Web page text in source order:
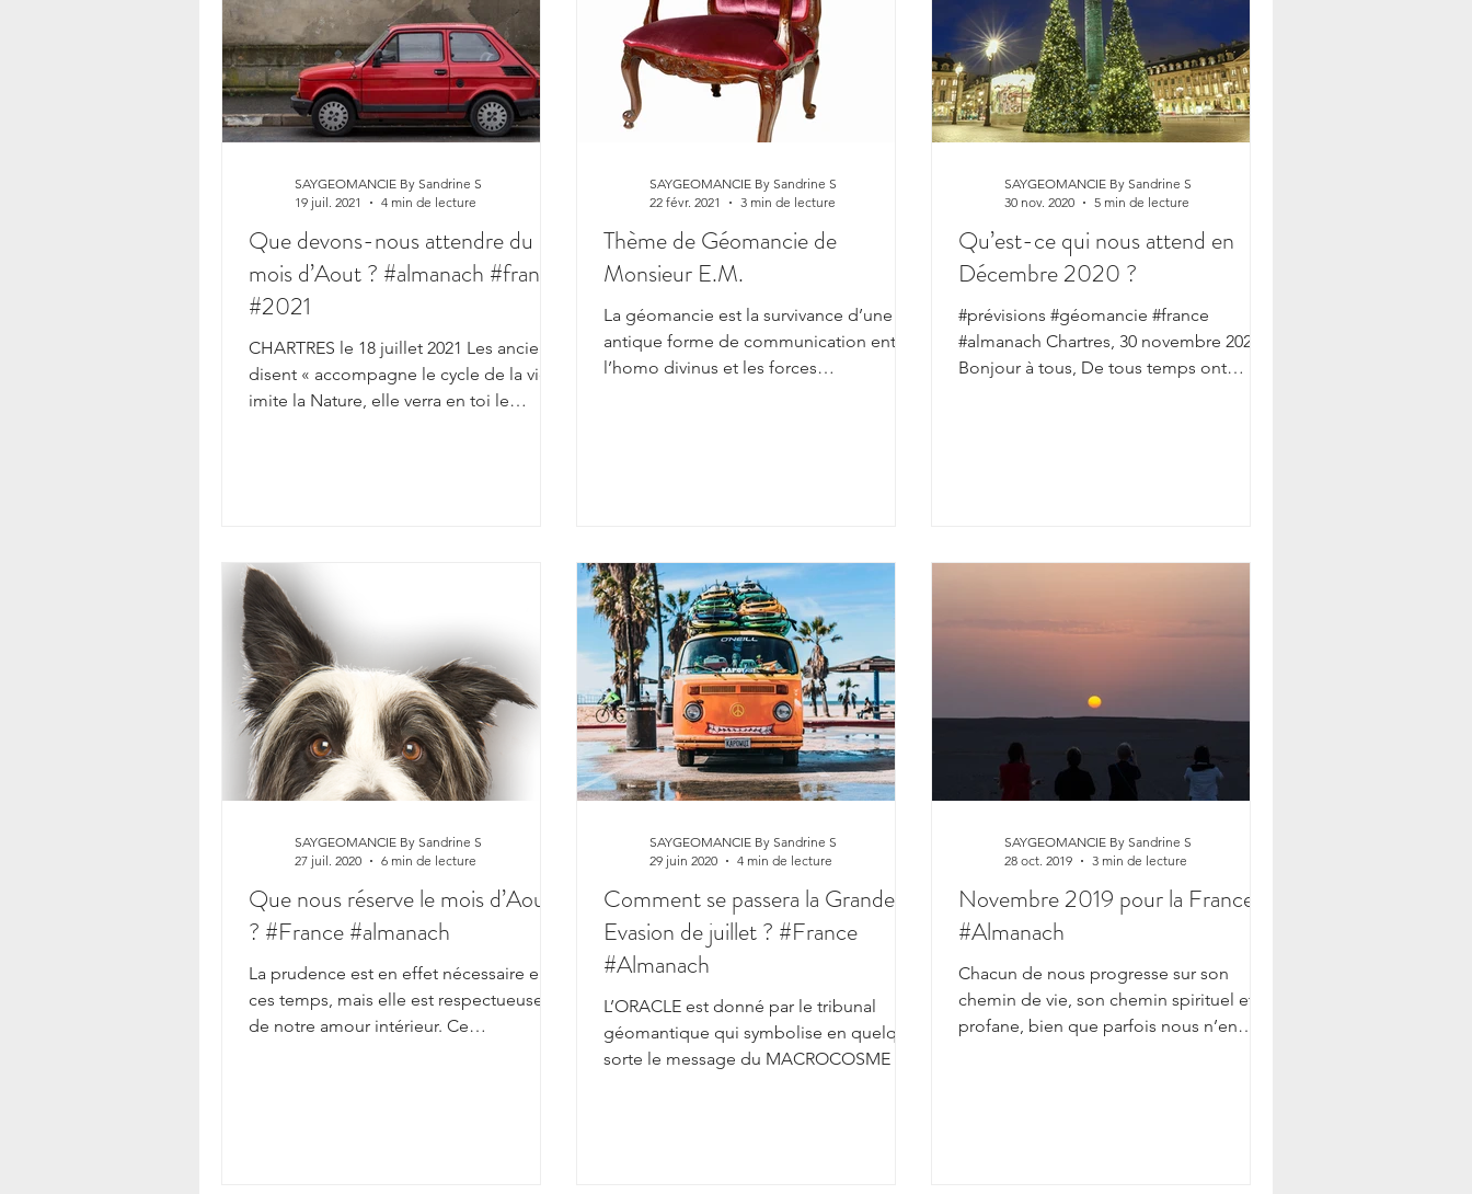
Que devons-nous attendre du
mois d’Aout ? #almanach #france
#2021
CHARTRES le 18 juillet 2021 Les anciens
disent « accompagne le cycle de la vie,
imite la Nature, elle verra en toi le
SAYGEOMANCIE By Sandrine S
19 juil. 2021
4 min de lecture
Thème de Géomancie de
Monsieur E.M.
La géomancie est la survivance d’une
antique forme de communication entre
l’homo divinus et les forces
SAYGEOMANCIE By Sandrine S
22 févr. 2021
3 min de lecture
Qu’est-ce qui nous attend en
Décembre 2020 ?
#prévisions #géomancie #france
#almanach Chartres, 30 novembre 2020
Bonjour à tous, De tous temps ont
SAYGEOMANCIE By Sandrine S
30 nov. 2020
5 min de lecture
Que nous réserve le mois d’Aout
? #France #almanach
La prudence est en effet nécessaire en
ces temps, mais elle est respectueuse
de notre amour intérieur. Ce
SAYGEOMANCIE By Sandrine S
27 juil. 2020
6 min de lecture
Comment se passera la Grande
Evasion de juillet ? #France
#Almanach
L’ORACLE est donné par le tribunal
géomantique qui symbolise en quelque
sorte le message du MACROCOSME ;
SAYGEOMANCIE By Sandrine S
29 juin 2020
4 min de lecture
Novembre 2019 pour la France
#Almanach
Chacun de nous progresse sur son
chemin de vie, son chemin spirituel et
profane, bien que parfois nous n’en
SAYGEOMANCIE By Sandrine S
28 oct. 2019
3 min de lecture